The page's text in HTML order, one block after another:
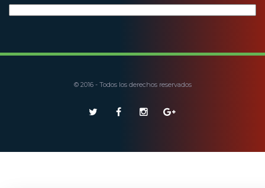
© 2016 - Todos los derechos reservados